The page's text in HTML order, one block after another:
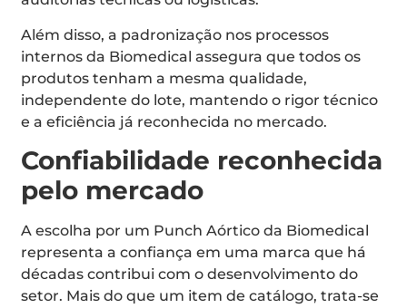
Além disso, a padronização nos processos
internos da Biomedical assegura que todos os
produtos tenham a mesma qualidade,
independente do lote, mantendo o rigor técnico
e a eficiência já reconhecida no mercado.
Confiabilidade reconhecida
pelo mercado
A escolha por um Punch Aórtico da Biomedical
representa a confiança em uma marca que há
décadas contribui com o desenvolvimento do
setor. Mais do que um item de catálogo, trata-se